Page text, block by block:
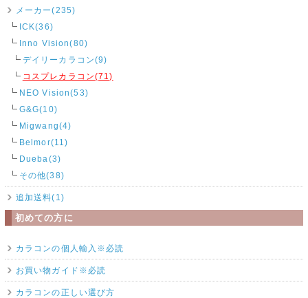
メーカー(235)
ICK(36)
Inno Vision(80)
デイリーカラコン(9)
コスプレカラコン(71)
NEO Vision(53)
G&G(10)
Migwang(4)
Belmor(11)
Dueba(3)
その他(38)
追加送料(1)
初めての方に
カラコンの個人輸入※必読
お買い物ガイド※必読
カラコンの正しい選び方